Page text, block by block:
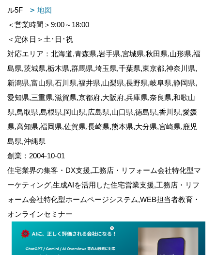
ル5F
地図
＜営業時間＞9:00～18:00
＜定休日＞土･日･祝
対応エリア：北海道,青森県,岩手県,宮城県,秋田県,山形県,福
島県,茨城県,栃木県,群馬県,埼玉県,千葉県,東京都,神奈川県,
新潟県,富山県,石川県,福井県,山梨県,長野県,岐阜県,静岡県,
愛知県,三重県,滋賀県,京都府,大阪府,兵庫県,奈良県,和歌山
県,鳥取県,島根県,岡山県,広島県,山口県,徳島県,香川県,愛媛
県,高知県,福岡県,佐賀県,長崎県,熊本県,大分県,宮崎県,鹿児
島県,沖縄県
創業：2004-10-01
住宅業界の集客・DX支援,工務店・リフォーム会社特化型マ
ーケティング,生成AIを活用した住宅営業支援,工務店・リフ
ォーム会社特化型ホームページシステム,WEB担当者教育・
オンラインセミナー